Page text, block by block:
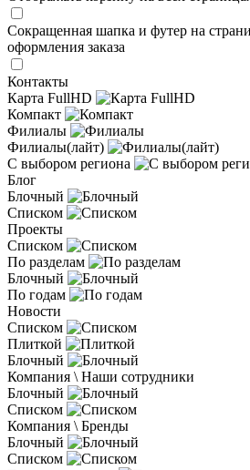
Сокращенная шапка и футер на
оформления заказа
Контакты
Карта FullHD
Компакт
Филиалы
Филиалы(лайт)
С выбором региона
Блог
Блочный
Списком
Проекты
Списком
По разделам
Блочный
По годам
Новости
Списком
Плиткой
Блочный
Компания \ Наши сотрудники
Блочный
Списком
Компания \ Бренды
Блочный
Списком